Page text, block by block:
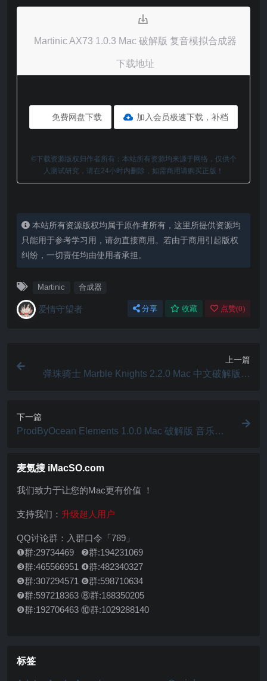
Martinic AX73 1.0.3 Mac 破解版 复音模拟合成器
下载地址
免费网盘下载 加入会员极速下载，补档
©下载资源版权归作者所有；本站所有资源均来源于网络，仅供个
人测试研究，请在24小时内删除，如需商用请购买正版！
本站所有资源版权均属于原作者所有，这里所提供资源均
只能用于参考学习用，请勿直接商用。若由于商用引起版权
纠纷，一切责任均由使用者承担。
Martinic 合成器
爱情守望者 分享 收藏 点赞(0)
上一篇
弹珠骑士 Marble Knights 2.2.0 Mac 中文破解版 Q
下一篇
ProdByOcean Elements 1.0.0 Mac 破解版 音乐制
麦氪搜 iMacSO.com
我们致力于让您的Mac更有价值 ！
支持我们： 升级超人用户
QQ讨论群：入群口令「789」
❶群:29734469 ❷群:194231069
❸群:465566951 ❹群:482340327
❺群:307294571 ❻群:598710634
❼群:597218363 ⑧群:188350205
❾群:192706463 ⑩群:1029288140
标签